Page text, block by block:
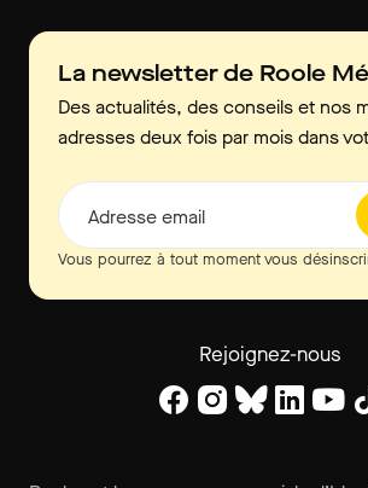
La newsletter de Roole
Des actualités, des conseils et nos
adresses deux fois par mois dans
Adresse email
Vous pourrez à tout moment vous
Rejoignez-nous